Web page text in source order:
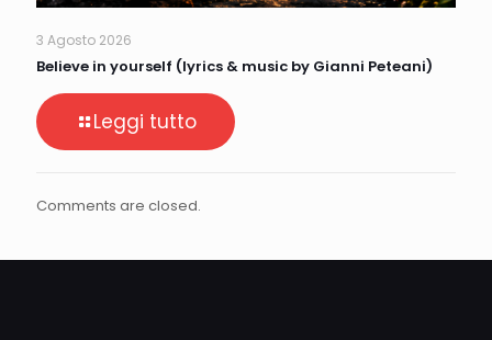
3 Agosto 2026
Believe in yourself (lyrics & music by Gianni Peteani)
Leggi tutto
Comments are closed.